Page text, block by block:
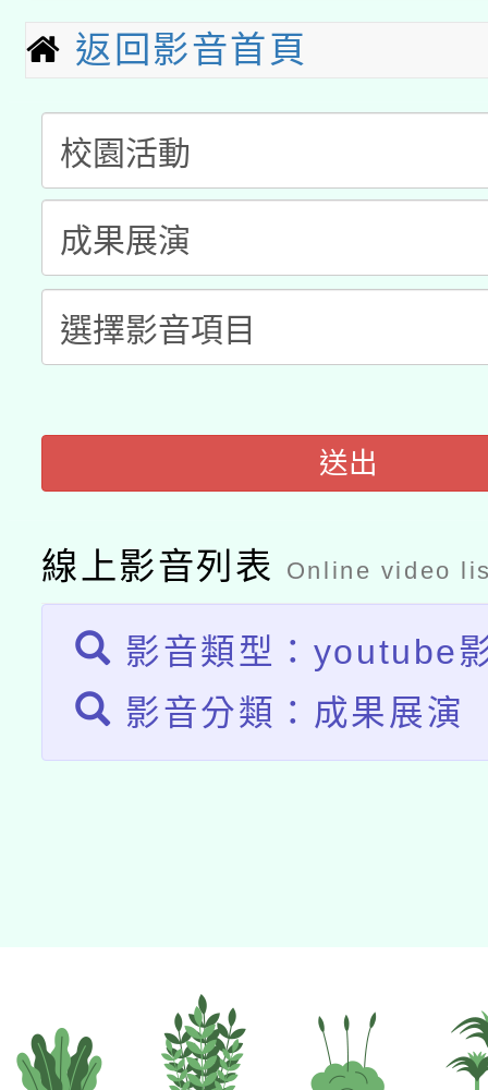
招甄選結果公告(無人
招)
適應運動共學行動站研
本館辦理115年度閱讀
暨閱讀推動專業研習
科技賦能─人工智慧
礎課程
A3數位素養講師名單
「數位內容與教學軟體
pilot」
有關大陸委員會函釋公
薪期間赴陸應申請許可
轉知經濟部水利署委託
用水績優單位及節水達
桃園市孔廟祈福系列
2026年桃園地景藝術
返回影音首頁
送出
線上影音列表 Online video
影音類型：youtube
影音分類：成果展演